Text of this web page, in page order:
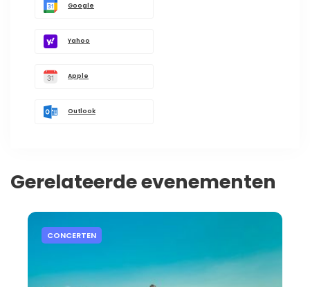
Google
Yahoo
Apple
Outlook
Gerelateerde evenementen
CONCERTEN